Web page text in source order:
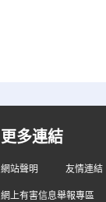
更多連結
網站聲明 友情連結
網上有害信息舉報專區